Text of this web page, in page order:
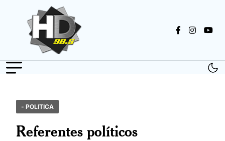
- POLITICA
Referentes políticos